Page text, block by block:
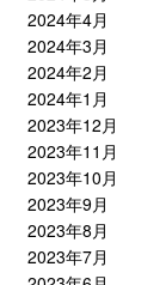
2024年4月
2024年3月
2024年2月
2024年1月
2023年12月
2023年11月
2023年10月
2023年9月
2023年8月
2023年7月